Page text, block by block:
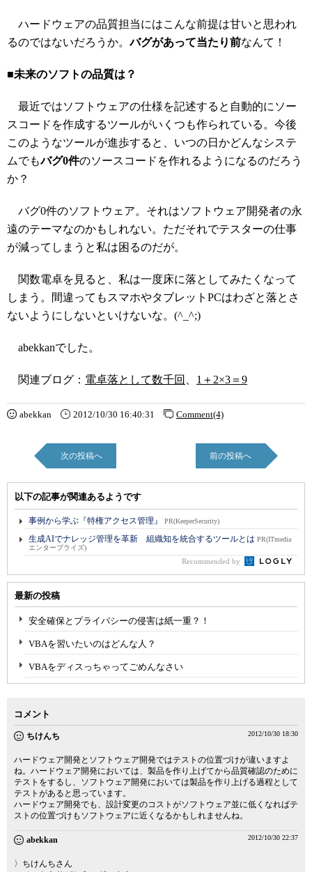
ハードウェアの品質担当にはこんな前提は甘いと思われ
るのではないだろうか。バグがあって当たり前なんて！
■未来のソフトの品質は？
最近ではソフトウェアの仕様を記述すると自動的にソー
スコードを作成するツールがいくつも作られている。今後
このようなツールが進歩すると、いつの日かどんなシステ
ムでもバグ0件のソースコードを作れるようになるのだろう
か？
バグ0件のソフトウェア。それはソフトウェア開発者の永
遠のテーマなのかもしれない。ただそれでテスターの仕事
が減ってしまうと私は困るのだが。
関数電卓を見ると、私は一度床に落としてみたくなって
しまう。間違ってもスマホやタブレットPCはわざと落とさ
ないようにしないといけないな。(^_^;)
abekkanでした。
関連ブログ： 電卓落として数千回 1＋2×3＝9
abekkan 2012/10/30 16:40:31 Comment(4)
次の投稿へ 前の投稿へ
以下の記事が関連あるようです
事例から学ぶ『特権アクセス管理』 PR(KeeperSecurity)
生成AIでナレッジ管理を革新 組織知を統合するツールとは PR(ITmedia
エンタープライズ)
Recommended by
最新の投稿
安全確保とプライバシーの侵害は紙一重？！
VBAを習いたいのはどんな人？
VBAをディスっちゃってごめんなさい
コメント
ちけんち 2012/10/30 18:30
ハードウェア開発とソフトウェア開発ではテストの位置づけが違いますよ
ね。ハードウェア開発においては、製品を作り上げてから品質確認のために
テストをするし、ソフトウェア開発においては製品を作り上げる過程として
テストがあると思っています。
ハードウェア開発でも、設計変更のコストがソフトウェア並に低くなればテ
ストの位置づけもソフトウェアに近くなるかもしれませんね。
abekkan 2012/10/30 22:37
〉ちけんちさん